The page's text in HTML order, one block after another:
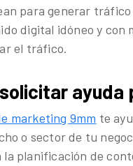
para generar
digital idóneo y con
el tráfico.
ayuda
marketing 9mm te
o sector de tu
la planificación de